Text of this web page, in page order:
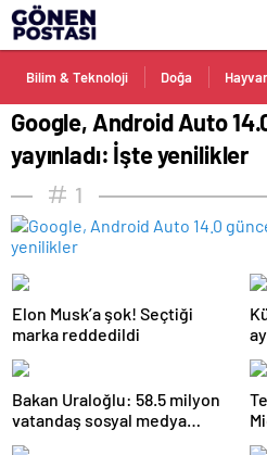
Bilim & Teknoloji Doğa
Google, Android Auto
yayınladı: İşte yenilikler
1
Elon Musk’a şok! Seçtiği
marka reddedildi
Bakan Uraloğlu: 58.5 milyon
vatandaş sosyal medya
kullanıyor